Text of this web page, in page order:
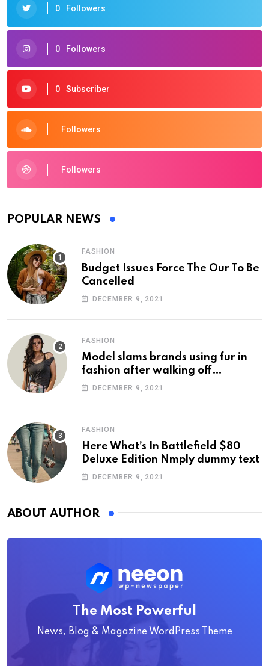
0 Followers
0 Followers
0 Subscriber
Followers
Followers
POPULAR NEWS
FASHION
Budget Issues Force The Our To Be
Cancelled
DECEMBER 9, 2021
FASHION
Model slams brands using fur in
fashion after walking off
photoshoot
DECEMBER 9, 2021
FASHION
Here What’s In Battlefield $80
Deluxe Edition Nmply dummy text
DECEMBER 9, 2021
ABOUT AUTHOR
The Most Powerful
News, Blog & Magazine WordPress Theme